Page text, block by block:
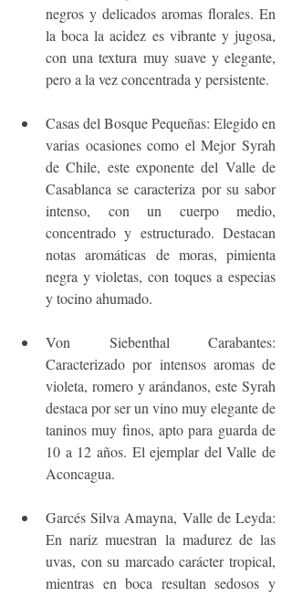
negros y delicados aromas florales. En
la boca la acidez es vibrante y jugosa,
con una textura muy suave y elegante,
pero a la vez concentrada y persistente.
Casas del Bosque Pequeñas: Elegido en
varias ocasiones como el Mejor Syrah
de Chile, este exponente del Valle de
Casablanca se caracteriza por su sabor
intenso, con un cuerpo medio,
concentrado y estructurado. Destacan
notas aromáticas de moras, pimienta
negra y violetas, con toques a especias
y tocino ahumado.
Von Siebenthal Carabantes:
Caracterizado por intensos aromas de
violeta, romero y arándanos, este Syrah
destaca por ser un vino muy elegante de
taninos muy finos, apto para guarda de
10 a 12 años. El ejemplar del Valle de
Aconcagua.
Garcés Silva Amayna, Valle de Leyda:
En nariz muestran la madurez de las
uvas, con su marcado carácter tropical,
mientras en boca resultan sedosos y